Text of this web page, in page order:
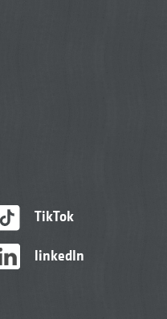
TikTok
linkedIn